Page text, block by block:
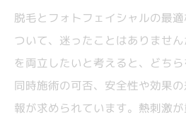
脱毛とフォトフェイシャルの最
ついて、迷ったことはありませ
を両立したいと考えると、どちら
同時施術の可否、安全性や効果
報が求められています。熱刺激